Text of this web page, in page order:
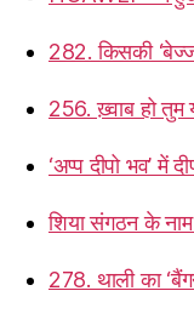
282. किसकी
256. ख़्वाब हो तुम
‘अप्प दीपो भव’ में
शिया संगठन के
278. थाली का